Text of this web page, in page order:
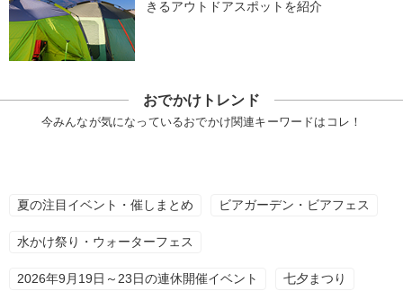
きるアウトドアスポットを紹介
おでかけトレンド
今みんなが気になっているおでかけ関連キーワードはコレ！
夏の注目イベント・催しまとめ ビアガーデン・ビアフェス
水かけ祭り・ウォーターフェス
2026年9月19日～23日の連休開催イベント 七夕まつり